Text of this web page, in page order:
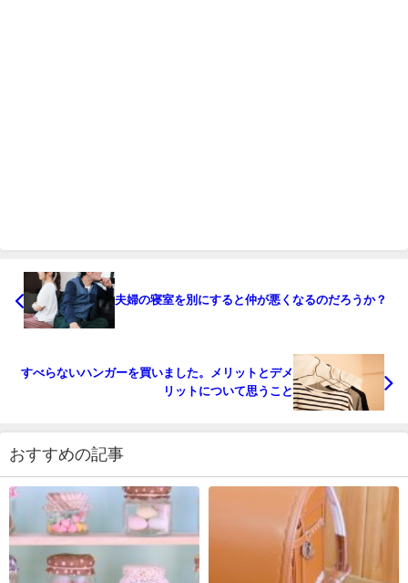
夫婦の寝室を別にすると仲が悪くなるのだろうか？
すべらないハンガーを買いました。メリットとデメ
リットについて思うこと
おすすめの記事